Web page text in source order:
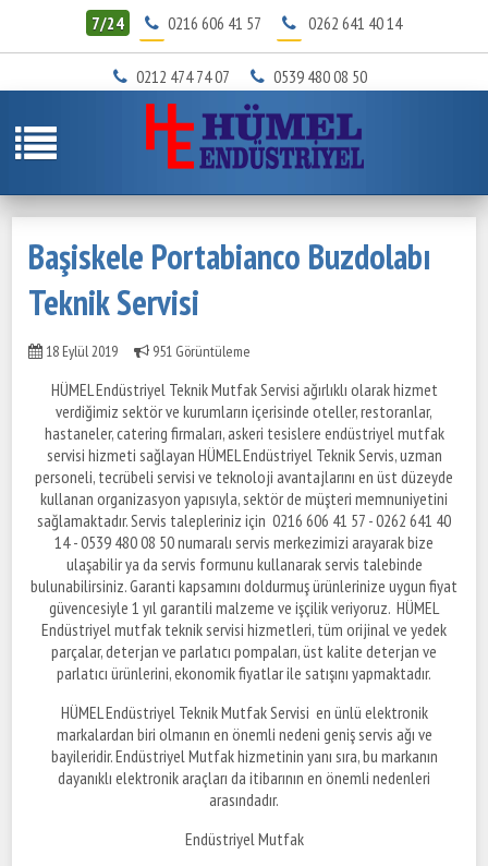
7/24 0216 606 41 57 0262 641 40 14
0212 474 74 07 0539 480 08 50
Başiskele Portabianco Buzdolabı
Teknik Servisi
18 Eylül 2019 951 Görüntüleme
HÜMEL Endüstriyel Teknik Mutfak Servisi ağırlıklı olarak hizmet
verdiğimiz sektör ve kurumların içerisinde oteller, restoranlar,
hastaneler, catering firmaları, askeri tesislere endüstriyel mutfak
servisi hizmeti sağlayan HÜMEL Endüstriyel Teknik Servis, uzman
personeli, tecrübeli servisi ve teknoloji avantajlarını en üst düzeyde
kullanan organizasyon yapısıyla, sektör de müşteri memnuniyetini
sağlamaktadır. Servis talepleriniz için 0216 606 41 57 - 0262 641 40
14 - 0539 480 08 50 numaralı servis merkezimizi arayarak bize
ulaşabilir ya da servis formunu kullanarak servis talebinde
bulunabilirsiniz. Garanti kapsamını doldurmuş ürünlerinize uygun fiyat
güvencesiyle 1 yıl garantili malzeme ve işçilik veriyoruz. HÜMEL
Endüstriyel mutfak teknik servisi hizmetleri, tüm orijinal ve yedek
parçalar, deterjan ve parlatıcı pompaları, üst kalite deterjan ve
parlatıcı ürünlerini, ekonomik fiyatlar ile satışını yapmaktadır.
HÜMEL Endüstriyel Teknik Mutfak Servisi en ünlü elektronik
markalardan biri olmanın en önemli nedeni geniş servis ağı ve
bayileridir. Endüstriyel Mutfak hizmetinin yanı sıra, bu markanın
dayanıklı elektronik araçları da itibarının en önemli nedenleri
arasındadır.
Endüstriyel Mutfak